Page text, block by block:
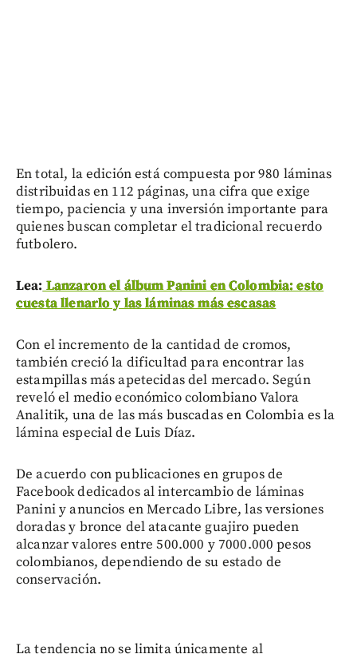
En total, la edición está compuesta por 980 láminas
distribuidas en 112 páginas, una cifra que exige
tiempo, paciencia y una inversión importante para
quienes buscan completar el tradicional recuerdo
futbolero.
Lea: Lanzaron el álbum Panini en Colombia: esto
cuesta llenarlo y las láminas más escasas
Con el incremento de la cantidad de cromos,
también creció la dificultad para encontrar las
estampillas más apetecidas del mercado. Según
reveló el medio económico colombiano Valora
Analitik, una de las más buscadas en Colombia es la
lámina especial de Luis Díaz.
De acuerdo con publicaciones en grupos de
Facebook dedicados al intercambio de láminas
Panini y anuncios en Mercado Libre, las versiones
doradas y bronce del atacante guajiro pueden
alcanzar valores entre 500.000 y 7000.000 pesos
colombianos, dependiendo de su estado de
conservación.
La tendencia no se limita únicamente al